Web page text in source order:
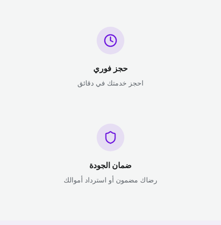
حجز فوري
احجز خدمتك في دقائق
ضمان الجودة
رضاك مضمون أو استرداد أموالك